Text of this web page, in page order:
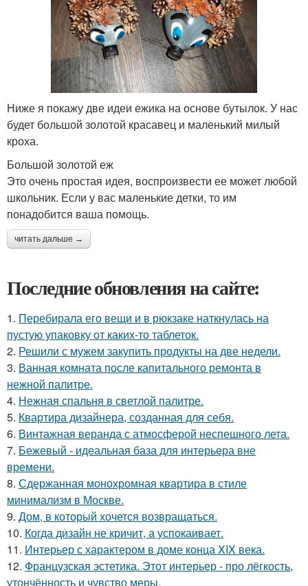
Ниже я покажу две идеи ежика на основе бутылок. У нас
будет большой золотой красавец и маленький милый
кроха.
Большой золотой еж
Это очень простая идея, воспроизвести ее может любой
школьник. Если у вас маленькие детки, то им
понадобится ваша помощь.
читать дальше →
Последние обновления на сайте:
1. Перебирала его вещи и в рюкзаке наткнулась на
пустую упаковку от каких-то таблеток.
2. Решили с мужем закупить продукты на две недели.
3. Ванная комната после капитального ремонта в
нежной палитре.
4. Нежная спальня в светлой палитре.
5. Квартира дизайнера, созданная для себя.
6. Винтажная веранда с атмосферой неспешного лета.
7. Бежевый - идеальная база для интерьера вне
времени.
8. Сдержанная монохромная квартира в стиле
минимализм в Москве.
9. Дом, в который хочется возвращаться.
10. Когда дизайн не кричит, а успокаивает.
11. Интерьер с характером в доме конца XIX века.
12. Французская эстетика. Этот интерьер - про лёгкость,
утончённость и чувство меры.